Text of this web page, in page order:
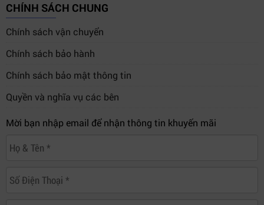
CHÍNH SÁCH CHUNG
Chính sách vận chuyển
Chính sách bảo hành
Chính sách bảo mật thông tin
Quyền và nghĩa vụ các bên
Mời bạn nhập email để nhận thông tin khuyến mãi